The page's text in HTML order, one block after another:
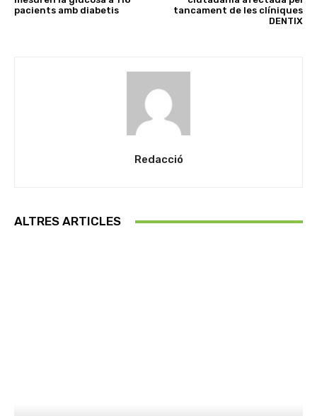
pacients amb diabetis
tancament de les clíniques
DENTIX
Redacció
ALTRES ARTICLES